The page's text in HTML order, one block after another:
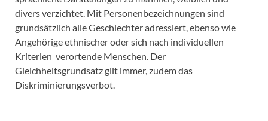
divers verzichtet. Mit Personenbezeichnungen sind
grundsätzlich alle Geschlechter adressiert, ebenso wie
Angehörige ethnischer oder sich nach individuellen
Kriterien verortende Menschen. Der
Gleichheitsgrundsatz gilt immer, zudem das
Diskriminierungsverbot.